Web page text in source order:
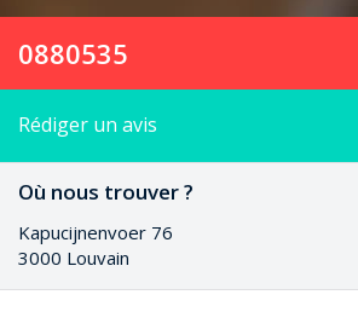
0880535
Rédiger un avis
Où nous trouver ?
Kapucijnenvoer 76
3000 Louvain